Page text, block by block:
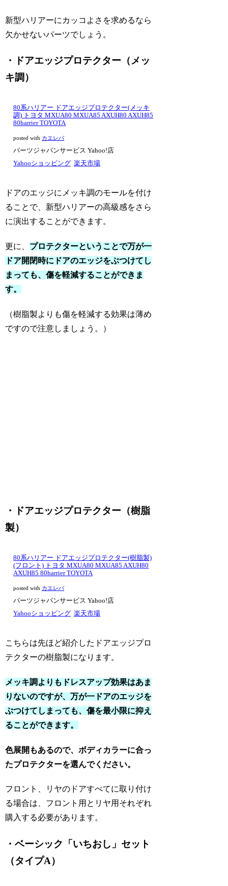
新型ハリアーにカッコよさを求めるなら
欠かせないパーツでしょう。
・ドアエッジプロテクター（メッ
キ調）
80系ハリアー ドアエッジプロテクター(メッキ
調) トヨタ MXUA80 MXUA85 AXUH80 AXUH85
80harrier TOYOTA
posted with カエレバ
パーツジャパンサービス Yahoo!店
Yahooショッピング 楽天市場
ドアのエッジにメッキ調のモールを付け
ることで、新型ハリアーの高級感をさら
に演出することができます。
更に、 プロテクターということで万が一
ドア開閉時にドアのエッジをぶつけてし
まっても、傷を軽減することができま
す。
（樹脂製よりも傷を軽減する効果は薄め
ですので注意しましょう。）
・ドアエッジプロテクター（樹脂
製）
80系ハリアー ドアエッジプロテクター(樹脂製)
(フロント) トヨタ MXUA80 MXUA85 AXUH80
AXUH85 80harrier TOYOTA
posted with カエレバ
パーツジャパンサービス Yahoo!店
Yahooショッピング 楽天市場
こちらは先ほど紹介したドアエッジプロ
テクターの樹脂製になります。
メッキ調よりもドレスアップ効果はあま
りないのですが、万が一ドアのエッジを
ぶつけてしまっても、傷を最小限に抑え
ることができます。
色展開もあるので、ボディカラーに合っ
たプロテクターを選んでください。
フロント、リヤのドアすべてに取り付け
る場合は、フロント用とリヤ用それぞれ
購入する必要があります。
・ベーシック「いちおし」セット
（タイプA）